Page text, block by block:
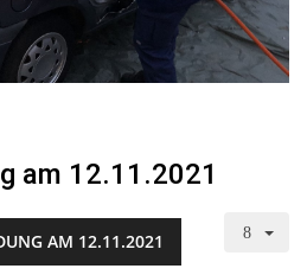
am 12.11.2021
AM 12.11.2021